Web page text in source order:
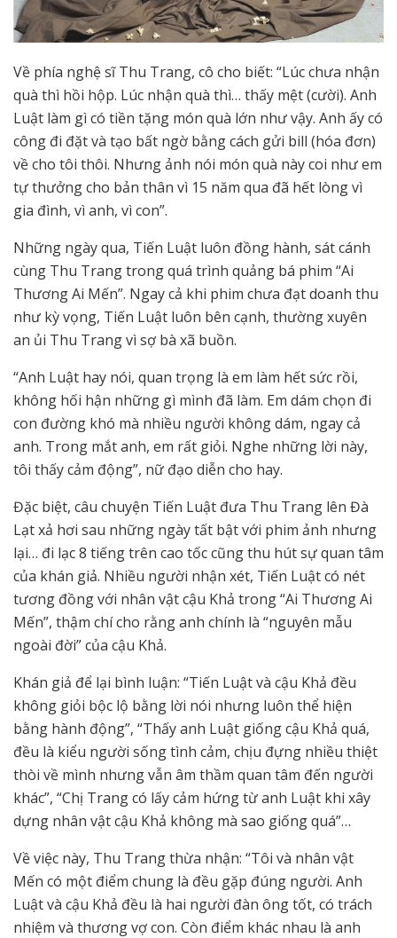
Về phía nghệ sĩ Thu Trang, cô cho biết: “Lúc chưa nhận
quà thì hồi hộp. Lúc nhận quà thì… thấy mệt (cười). Anh
Luật làm gì có tiền tặng món quà lớn như vậy. Anh ấy có
công đi đặt và tạo bất ngờ bằng cách gửi bill (hóa đơn)
về cho tôi thôi. Nhưng ảnh nói món quà này coi như em
tự thưởng cho bản thân vì 15 năm qua đã hết lòng vì
gia đình, vì anh, vì con”.
Những ngày qua, Tiến Luật luôn đồng hành, sát cánh
cùng Thu Trang trong quá trình quảng bá phim “Ai
Thương Ai Mến”. Ngay cả khi phim chưa đạt doanh thu
như kỳ vọng, Tiến Luật luôn bên cạnh, thường xuyên
an ủi Thu Trang vì sợ bà xã buồn.
“Anh Luật hay nói, quan trọng là em làm hết sức rồi,
không hối hận những gì mình đã làm. Em dám chọn đi
con đường khó mà nhiều người không dám, ngay cả
anh. Trong mắt anh, em rất giỏi. Nghe những lời này,
tôi thấy cảm động”, nữ đạo diễn cho hay.
Đặc biệt, câu chuyện Tiến Luật đưa Thu Trang lên Đà
Lạt xả hơi sau những ngày tất bật với phim ảnh nhưng
lại… đi lạc 8 tiếng trên cao tốc cũng thu hút sự quan tâm
của khán giả. Nhiều người nhận xét, Tiến Luật có nét
tương đồng với nhân vật cậu Khả trong “Ai Thương Ai
Mến”, thậm chí cho rằng anh chính là “nguyên mẫu
ngoài đời” của cậu Khả.
Khán giả để lại bình luận: “Tiến Luật và cậu Khả đều
không giỏi bộc lộ bằng lời nói nhưng luôn thể hiện
bằng hành động”, “Thấy anh Luật giống cậu Khả quá,
đều là kiểu người sống tình cảm, chịu đựng nhiều thiệt
thòi về mình nhưng vẫn âm thầm quan tâm đến người
khác”, “Chị Trang có lấy cảm hứng từ anh Luật khi xây
dựng nhân vật cậu Khả không mà sao giống quá”…
Về việc này, Thu Trang thừa nhận: “Tôi và nhân vật
Mến có một điểm chung là đều gặp đúng người. Anh
Luật và cậu Khả đều là hai người đàn ông tốt, có trách
nhiệm và thương vợ con. Còn điểm khác nhau là anh